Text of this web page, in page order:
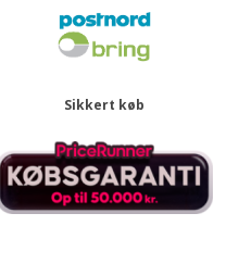
Sikkert køb